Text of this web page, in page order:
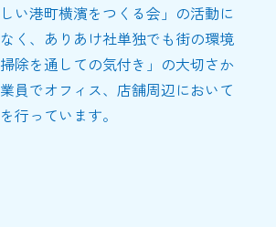
い港町横濱をつくる会」の活動に
く、ありあけ社単独でも街の環境
除を通しての気付き」の大切さか
員でオフィス、店舗周辺において
行っています。